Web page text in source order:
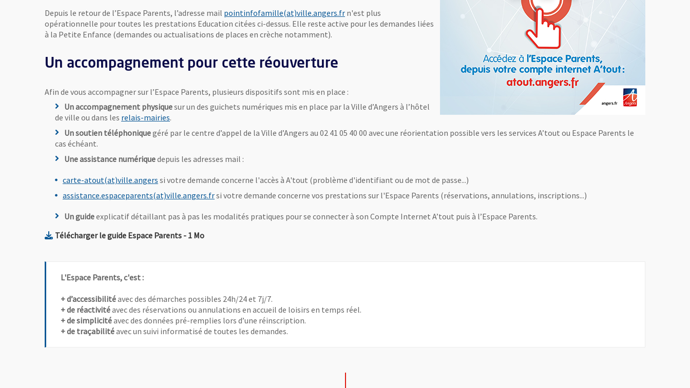
Depuis le retour de l’Espace Parents, l’adresse mail pointinfofamille(at)ville.angers.fr, Ouvre une nouvelle fenêtre
n'est plus
opérationnelle pour toutes les prestations Education citées ci-dessus. Elle reste active pour les demandes liées
à la Petite Enfance (demandes ou actualisations de places en crèche notamment).
Un accompagnement pour cette réouverture
Afin de vous accompagner sur l’Espace Parents, plusieurs dispositifs sont mis en place :
Un accompagnement physiquesur un des guichets numériques mis en place par la Ville d’Angers à l’hôtel
de ville ou dans les relais-mairies.
Un soutien téléphoniquegéré par le centre d’appel de la Ville d’Angers au 02 41 05 40 00 avec une réorientation possible vers les services A’tout ou Espace Parents le
cas échéant.
Une assistance numériquedepuis les adresses mail :
carte-atout(at)ville.angers , Ouvre une nouvelle fenêtre
si votre demande concerne l'accès à A'tout (problème d'identifiant ou de mot de passe...)
assistance.espaceparents(at)ville.angers.fr, Ouvre une nouvelle fenêtre
si votre demande concerne vos prestations sur l'Espace Parents (réservations, annulations, inscriptions...)
Un guideexplicatif détaillant pas à pas les modalités pratiques pour se connecter à son Compte Internet A’tout puis à l’Espace Parents.
Télécharger le guide Espace Parents, Fichier au format Pdf
- 1 Mo, Ouvre une nouvelle fenêtre
L'Espace Parents, c'est :
+ d’accessibilitéavec des démarches possibles 24h/24 et 7j/7.
+ de réactivitéavec des réservations ou annulations en accueil de loisirs en temps réel.
+ de simplicitéavec des données pré-remplies lors d’une réinscription.
+ de traçabilitéavec un suivi informatisé de toutes les demandes.